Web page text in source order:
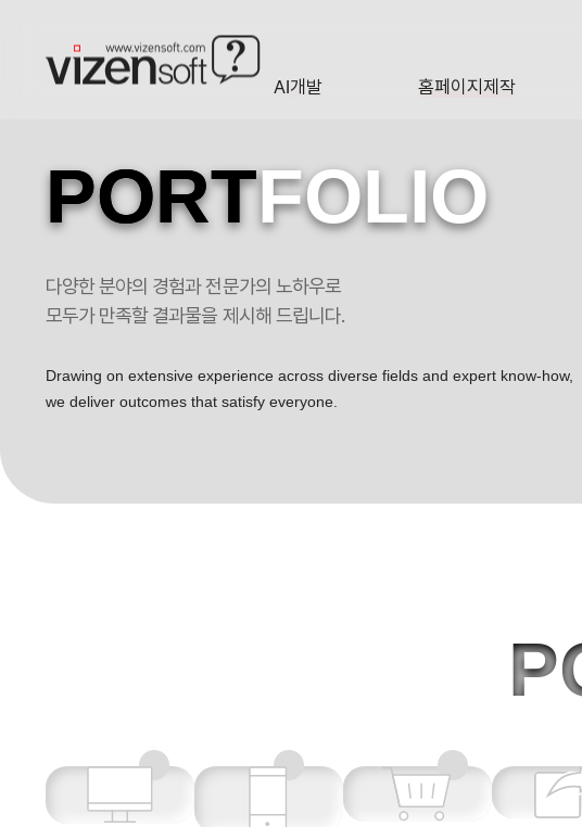
AI개발 홈페이지제작
모든 문제를 해결해 줄 상속세 전문가 세무법인다솔 포트폴리오
PORTFOLIO
다양한 분야의 경험과 전문가의 노하우로
모두가 만족할 결과물을 제시해 드립니다.
Drawing on extensive experience across diverse fields and expert know-how,
we deliver outcomes that satisfy everyone.